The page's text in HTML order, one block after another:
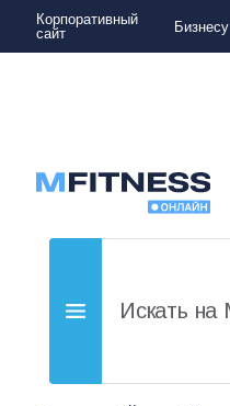
Корпоративный
сайт
Бизнесу